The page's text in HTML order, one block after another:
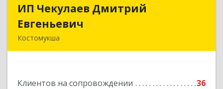
ИП Чекулаев Дмитрий
Евгеньевич
Костомукша
Клиентов на сопровождении 36
ИП Чекулаев Дмитрий